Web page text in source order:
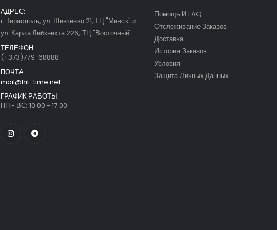
АДРЕС:
г. Тирасполь, ул. Шевченко 21, ТЦ "Минск" и
ул. Карла Либкнехта 226, ТЦ "Восточный"
ТЕЛЕФОН:
(+373)779-68888
ПОЧТА:
mail@hit-time.net
ГРАФИК РАБОТЫ:
ПН - ВС: 10.00 - 17.00
Помощь И FAQ
Отслеживание Заказов
Доставка
История Заказов
Условия
Защита Личных Данных